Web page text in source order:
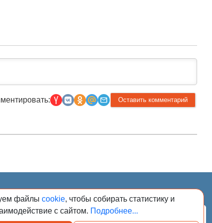
Сообщения
в сфере
файлы cookie, чтобы собирать статистику и
с сайтом. Подробнее...